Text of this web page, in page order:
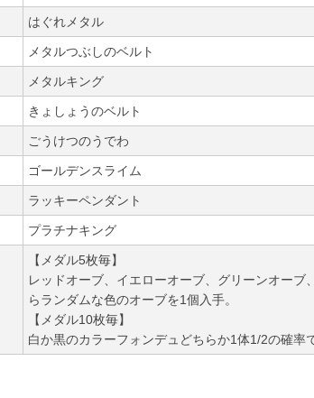
はぐれメタル
メタルつぶしのベルト
メタルキング
きょしょうのベルト
ごうけつのうでわ
ゴールデンスライム
ラッキーペンダント
プラチナキング
【メダル5枚毎】
レッドオーブ、イエローオーブ、グリーンオー
らランダムな色のオーブを1個入手。
【メダル10枚毎】
白か黒のカラーフォンデュどちらか1体1/2の確率